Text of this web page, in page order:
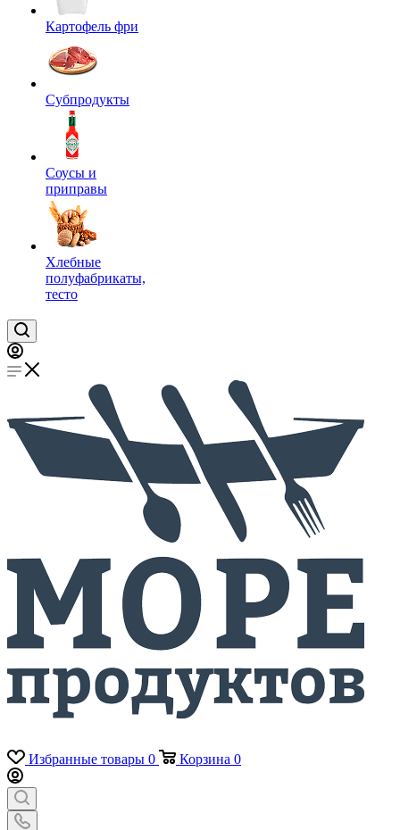
Картофель фри
Субпродукты
Соусы и
приправы
Хлебные
полуфабрикаты,
тесто
Избранные товары 0 Корзина 0